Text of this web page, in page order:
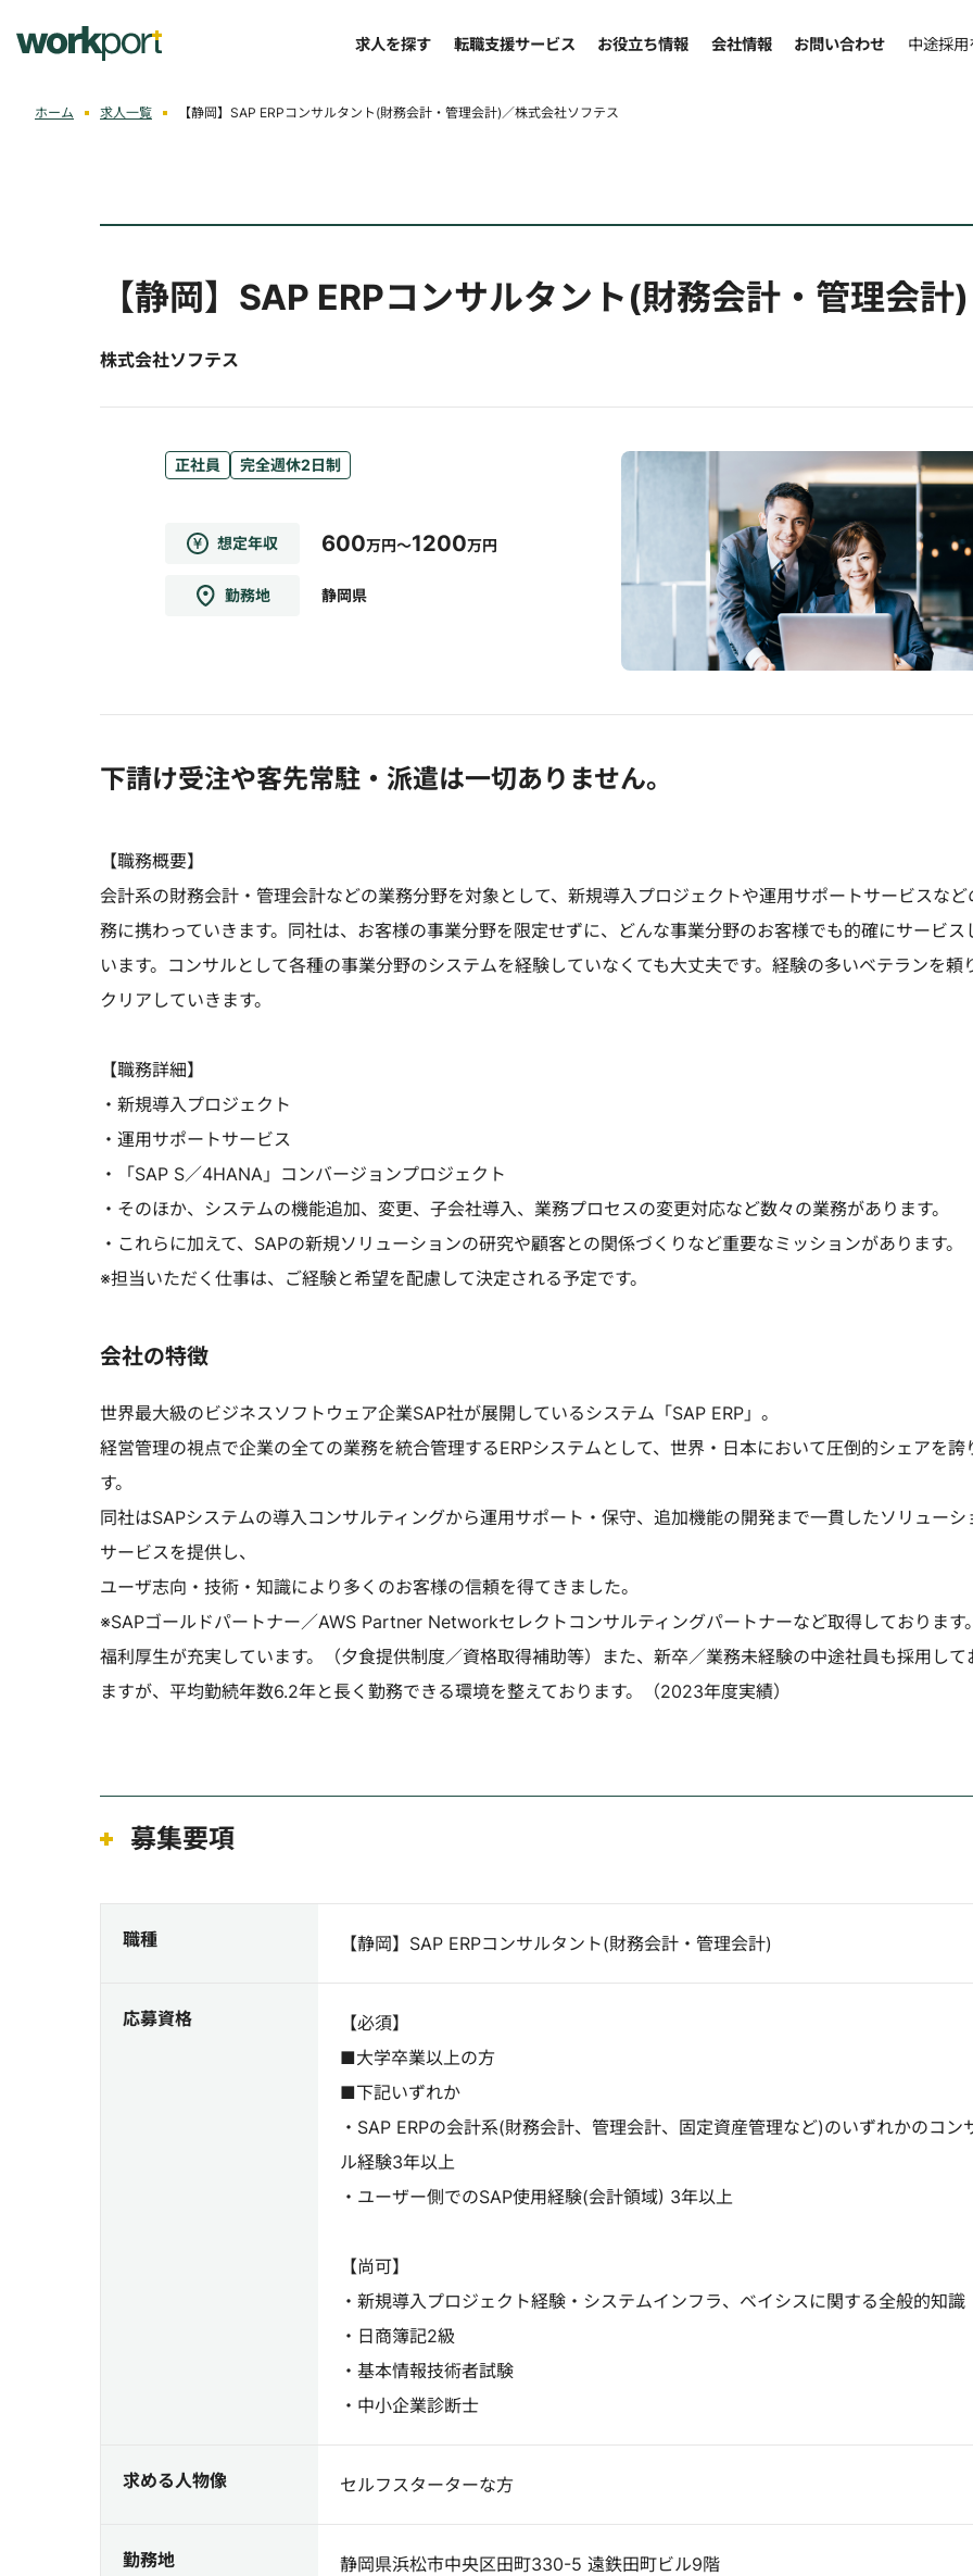
求人を探す 転職支援サービス お役立ち情報 会社情報 お問い合わせ 中途採
ホーム 求人一覧 【静岡】SAP ERPコンサルタント(財務会計・管理会計)／株式会社ソフテス
【静岡】SAP ERPコンサルタント(財務会計・管理会計)
株式会社ソフテス
正社員 完全週休2日制
想定年収 600万円～1200万円
勤務地 静岡県
下請け受注や客先常駐・派遣は一切ありません。
【職務概要】
会計系の財務会計・管理会計などの業務分野を対象として、新規導入プロジェクトや運用サポートサービスなど
務に携わっていきます。同社は、お客様の事業分野を限定せずに、どんな事業分野のお客様でも的確にサービス
います。コンサルとして各種の事業分野のシステムを経験していなくても大丈夫です。経験の多いベテランを頼
クリアしていきます。
【職務詳細】
・新規導入プロジェクト
・運用サポートサービス
・「SAP S／4HANA」コンバージョンプロジェクト
・そのほか、システムの機能追加、変更、子会社導入、業務プロセスの変更対応など数々の業務があります。
・これらに加えて、SAPの新規ソリューションの研究や顧客との関係づくりなど重要なミッションがあります。
※担当いただく仕事は、ご経験と希望を配慮して決定される予定です。
会社の特徴
世界最大級のビジネスソフトウェア企業SAP社が展開しているシステム「SAP ERP」。
経営管理の視点で企業の全ての業務を統合管理するERPシステムとして、世界・日本において圧倒的シェアを誇
す。
同社はSAPシステムの導入コンサルティングから運用サポート・保守、追加機能の開発まで一貫したソリューシ
サービスを提供し、
ユーザ志向・技術・知識により多くのお客様の信頼を得てきました。
※SAPゴールドパートナー／AWS Partner Networkセレクトコンサルティングパートナーなど取得しております
福利厚生が充実しています。（夕食提供制度／資格取得補助等）また、新卒／業務未経験の中途社員も採用して
ますが、平均勤続年数6.2年と長く勤務できる環境を整えております。（2023年度実績）
募集要項
職種 【静岡】SAP ERPコンサルタント(財務会計・管理会計)
応募資格
【必須】
■大学卒業以上の方
■下記いずれか
・SAP ERPの会計系(財務会計、管理会計、固定資産管理など)のいずれかのコン
ル経験3年以上
・ユーザー側でのSAP使用経験(会計領域) 3年以上
【尚可】
・新規導入プロジェクト経験・システムインフラ、ベイシスに関する全般的知識
・日商簿記2級
・基本情報技術者試験
・中小企業診断士
求める人物像 セルフスターターな方
勤務地 静岡県浜松市中央区田町330-5 遠鉄田町ビル9階